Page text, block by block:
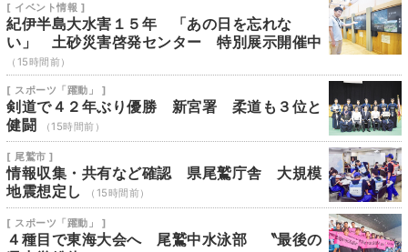
[ イベント情報 ]
紀伊半島大水害１５年 「あの日を忘れな
い」 土砂災害啓発センター 特別展示開催中
（15時間前）
[ スポーツ「躍動」 ]
剣道で４２年ぶり優勝 新宮署 柔道も３位と
健闘
（15時間前）
[ 尾鷲市 ]
情報収集・共有など確認 県尾鷲庁舎 大規模
地震想定し
（15時間前）
[ スポーツ「躍動」 ]
４種目で東海大会へ 尾鷲中水泳部 〝最後の